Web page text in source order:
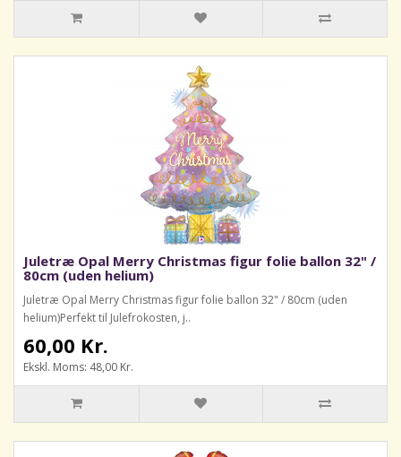
Juletræ Opal Merry Christmas figur folie ballon 32" /
80cm (uden helium)
Juletræ Opal Merry Christmas figur folie ballon 32" / 80cm (uden
helium)Perfekt til Julefrokosten, j..
60,00 Kr.
Ekskl. Moms: 48,00 Kr.